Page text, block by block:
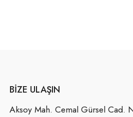
BIZE ULAŞIN
Aksoy Mah. Cemal Gürsel Cad.